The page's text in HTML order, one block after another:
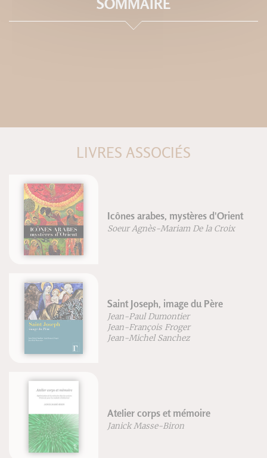
LIVRES ASSOCIÉS
Icônes arabes, mystères d'Orient
Soeur Agnès-Mariam De la Croix
Saint Joseph, image du Père
Jean-Paul Dumontier
Jean-François Froger
Jean-Michel Sanchez
Atelier corps et mémoire
Janick Masse-Biron